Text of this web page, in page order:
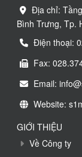
Địa chỉ:
Bình Trưng, Tp.
Điện thoại:
Fax:
Email:
Website:
GIỚI THIỆU
Về Công ty